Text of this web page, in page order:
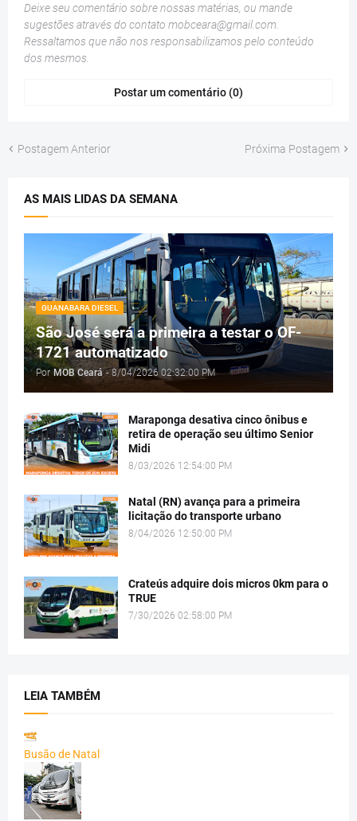
Deixe seu comentário sobre nossas matérias, ou mande
sugestões através do contato mobceara@gmail.com
Ressaltamos que não nos responsabilizamos pelo conteúdo
dos mesmos.
Postar um comentário (0)
Postagem Anterior Próxima Postagem
AS MAIS LIDAS DA SEMANA
GUANABARA DIESEL
São José será a primeira a testar o OF-
1721 automatizado
Por MOB Ceará - 8/04/2026 02:32:00 PM
Maraponga desativa cinco ônibus e
retira de operação seu último Senior
Midi
8/03/2026 12:54:00 PM
Natal (RN) avança para a primeira
licitação do transporte urbano
8/04/2026 12:50:00 PM
Crateús adquire dois micros 0km para o
TRUE
7/30/2026 02:58:00 PM
LEIA TAMBÉM
Busão de Natal